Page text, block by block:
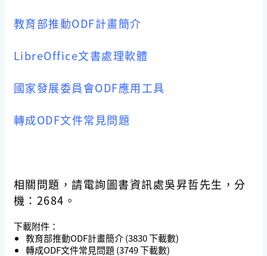
教育部推動ODF計畫簡介
LibreOffice文書處理軟體
國家發展委員會ODF應用工具
轉成ODF文件常見問題
相關問題，請電詢圖書資訊處吳昇哲先生，分
機：2684。
下載附件：
教育部推動ODF計畫簡介 (3830 下載數)
轉成ODF文件常見問題 (3749 下載數)